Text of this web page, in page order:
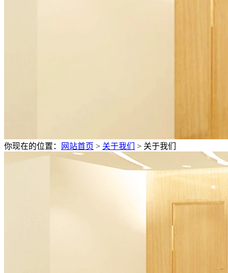
你现在的位置： 网站首页 > 关于我们 > 关于我们